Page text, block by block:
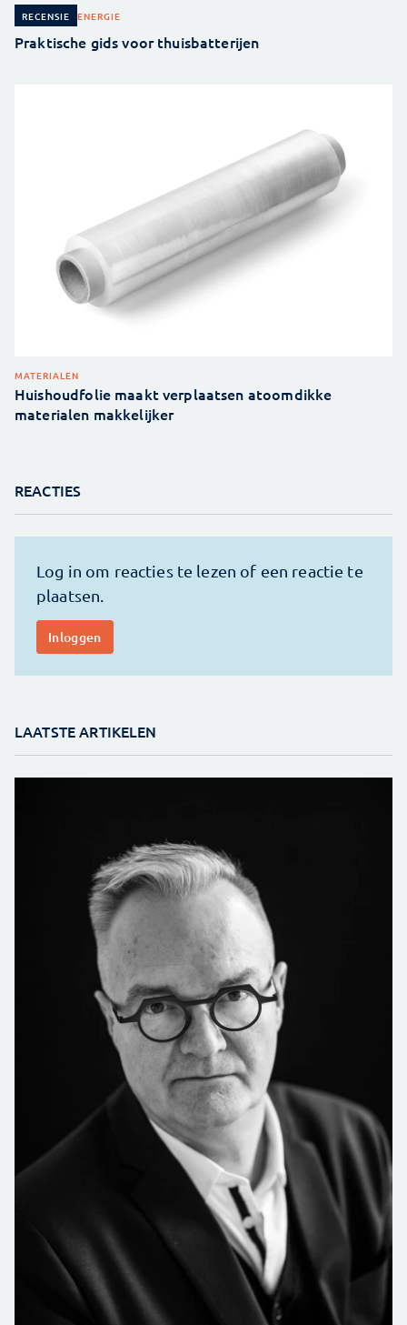
RECENSIE ENERGIE
Praktische gids voor thuisbatterijen
MATERIALEN
Huishoudfolie maakt verplaatsen atoomdikke
materialen makkelijker
REACTIES
LAATSTE ARTIKELEN